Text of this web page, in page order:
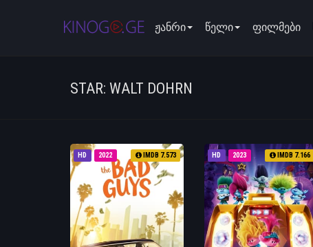
ჟანრი წელი ფილმები
STAR: WALT DOHRN
HD 2022 IMDB 7.573 HD 2023 IMDB 7.166